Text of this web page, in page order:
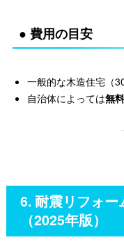
● 費用の目安
一般的な木造住宅（
自治体によっては無
6. 耐震リフォ
（2025年版）